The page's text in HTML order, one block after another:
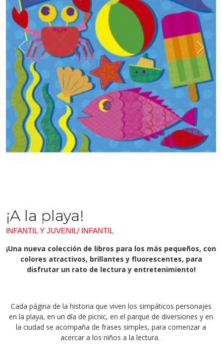
Previous Next
¡A la playa!
INFANTIL Y JUVENIL/ INFANTIL
¡Una nueva colección de libros para los más pequeños, con
colores atractivos, brillantes y fluorescentes, para
disfrutar un rato de lectura y entretenimiento!
Cada página de la historia que viven los simpáticos personajes
en la playa, en un día de picnic, en el parque de diversiones y en
la ciudad se acompaña de frases simples, para comenzar a
acercar a los niños a la lectura.